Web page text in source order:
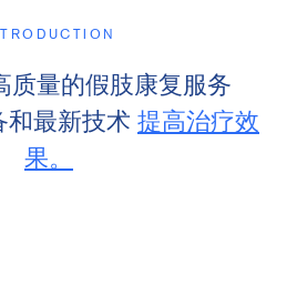
质量的假肢康复服务
最新技术 提高治疗效
果。